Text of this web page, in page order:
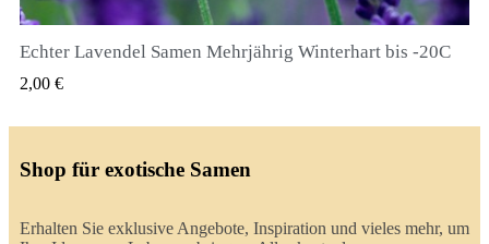
QUICK VIEW
Echter Lavendel Samen Mehrjährig Winterhart bis -20C
2,00 €
Shop für exotische Samen
Erhalten Sie exklusive Angebote, Inspiration und vieles mehr, um